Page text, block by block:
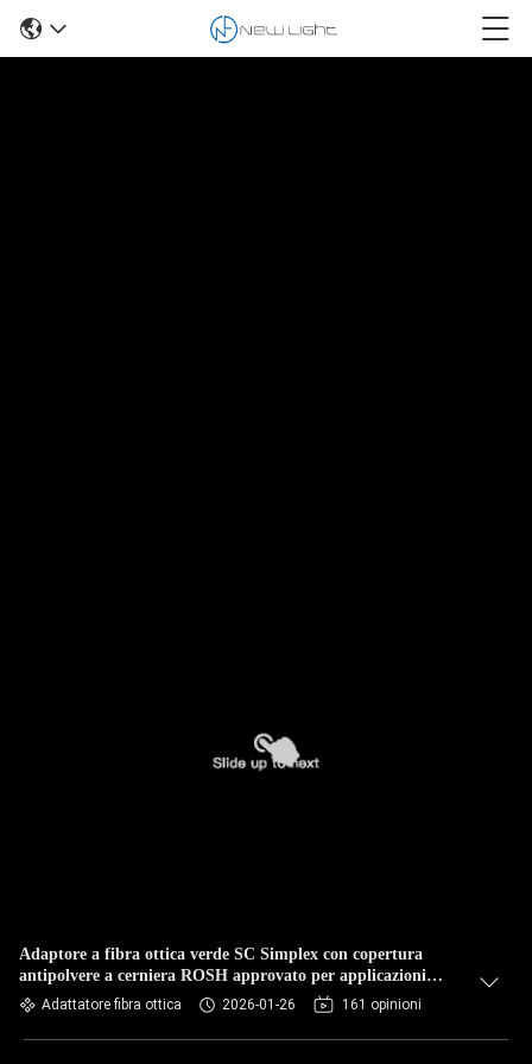
Adaptore a fibra ottica verde SC Simplex con copertura
antipolvere a cerniera ROSH approvato per applicazioni
FTTHAdattatore fibra ottica 2026-01-26 161 opinioni